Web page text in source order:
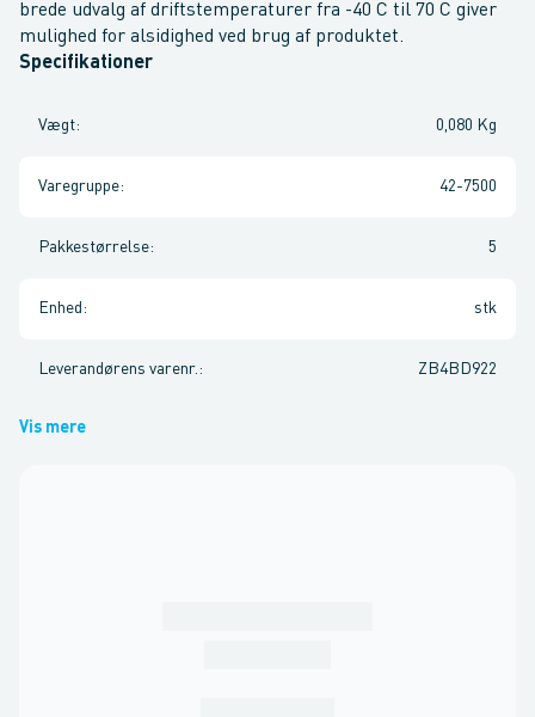
brede udvalg af driftstemperaturer fra -40 C til 70 C giver
mulighed for alsidighed ved brug af produktet.
Specifikationer
Vægt: 0,080 Kg
Varegruppe: 42-7500
Pakkestørrelse: 5
Enhed : stk
Leverandørens varenr. : ZB4BD922
Vis mere